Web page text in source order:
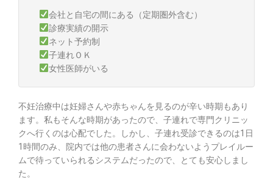
会社と自宅の間にある（定期圏外含む）
診療実績の開示
ネット予約制
子連れＯＫ
女性医師がいる
不妊治療中は妊婦さんや赤ちゃんを見るのが辛い時期もあり
ます。私もそんな時期があったので、子連れで専門クリニッ
クへ行くのは心配でした。しかし、子連れ受診できるのは1日
1時間のみ、院内では他の患者さんに会わないようプレイルー
ムで待っていられるシステムだったので、とても安心しまし
た。